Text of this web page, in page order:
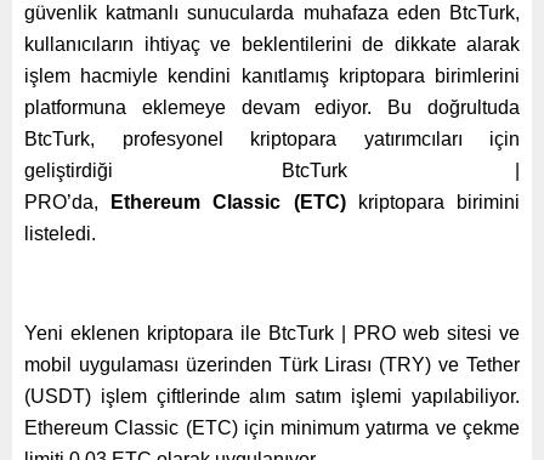
güvenlik katmanlı sunucularda muhafaza eden BtcTurk,
kullanıcıların ihtiyaç ve beklentilerini de dikkate alarak
işlem hacmiyle kendini kanıtlamış kriptopara birimlerini
platformuna eklemeye devam ediyor. Bu doğrultuda
BtcTurk, profesyonel
kriptopara yatırımcıları için
geliştirdiği BtcTurk |
PRO’da,
Ethereum Classic (ETC)kriptopara birimini
listeledi.
Yeni eklenen kriptopara ile BtcTurk | PRO web sitesi ve
mobil uygulaması üzerinden Türk Lirası (TRY) ve Tether
(USDT) işlem çiftlerinde alım satım işlemi yapılabiliyor.
Ethereum Classic (ETC) için minimum yatırma ve çekme